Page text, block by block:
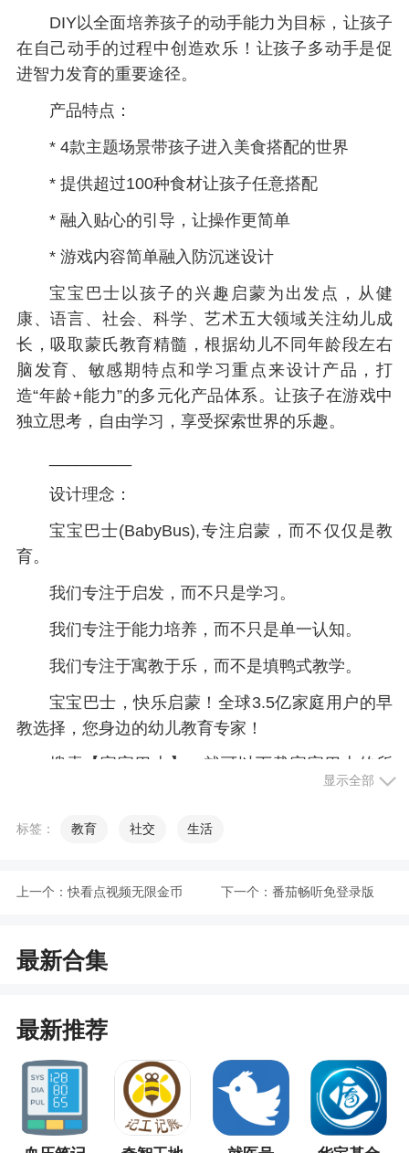
DIY以全面培养孩子的动手能力为目标，让孩子
在自己动手的过程中创造欢乐！让孩子多动手是促
进智力发育的重要途径。
产品特点：
* 4款主题场景带孩子进入美食搭配的世界
* 提供超过100种食材让孩子任意搭配
* 融入贴心的引导，让操作更简单
* 游戏内容简单融入防沉迷设计
宝宝巴士以孩子的兴趣启蒙为出发点，从健
康、语言、社会、科学、艺术五大领域关注幼儿成
长，吸取蒙氏教育精髓，根据幼儿不同年龄段左右
脑发育、敏感期特点和学习重点来设计产品，打
造“年龄+能力”的多元化产品体系。让孩子在游戏中
独立思考，自由学习，享受探索世界的乐趣。
设计理念：
宝宝巴士(BabyBus),专注启蒙，而不仅仅是教
育。
我们专注于启发，而不只是学习。
我们专注于能力培养，而不只是单一认知。
我们专注于寓教于乐，而不是填鸭式教学。
宝宝巴士，快乐启蒙！全球3.5亿家庭用户的早
教选择，您身边的幼儿教育专家！
搜索【宝宝巴士】，就可以下载宝宝巴士的所
_________
微信：宝宝巴士
官网:http://www.babybus.com
软件功能
有很多的朋友进入本网站后发现不会下载，今
天三大妈手游站怪咖小编给各位玩家详细讲解一下
显示全部
标签： 教育 社交 生活
上一个： 快看点视频无限金币 下一个： 番茄畅听免登录版
最新合集
最新推荐